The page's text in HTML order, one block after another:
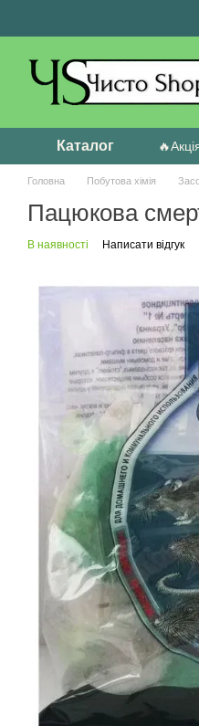
Каталог
Головна Побутова хімія
Пацюкова
В наявності Написати відгук